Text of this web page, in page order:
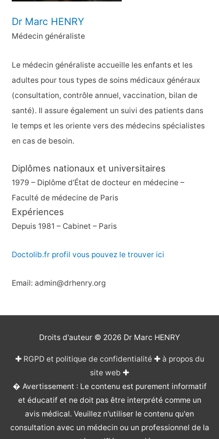
Dr Marc HENRY
Médecin généraliste
Le médecin généraliste accueille les enfants et les
adultes pour tous types de soins médicaux généraux
(consultation, contrôle annuel, vaccination, bilan de
santé). Il assure également un suivi des patients dans
le temps et les oriente vers des médecins spécialistes
en cas de besoin.
Diplômes nationaux et universitaires
1979 – Diplôme d’État de docteur en médecine –
Faculté de médecine de Paris
Expériences
Depuis 1981 – Cabinet – Paris
Doctolib.fr profil vous pouvez le trouver ici
Email: admin@drhenry.org
Droits d'auteur © 2026 Dr Marc HENRY
✚ RGPD et politique de confidentialité✚ à propos du
site web ✚
� Avertissement : Le contenu est purement informatif
et éducatif et ne doit pas être interprété comme un
avis médical. Veuillez n'utiliser le contenu qu'en
consultation avec un médecin ou un professionnel de la